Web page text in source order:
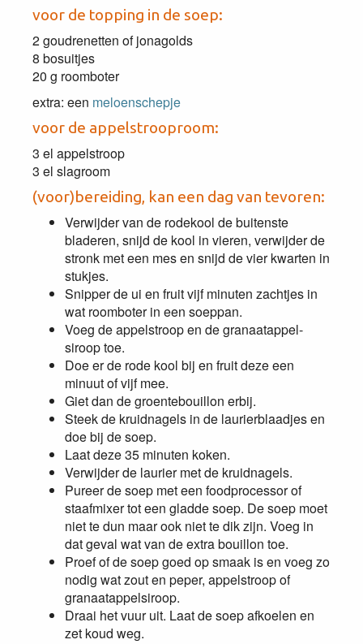
voor de topping in de soep:
2 goudrenetten of jonagolds
8 bosuitjes
20 g roomboter
extra: een meloenschepje
voor de appelstrooproom:
3 el appelstroop
3 el slagroom
(voor)bereiding, kan een dag van tevoren:
Verwijder van de rodekool de buitenste
bladeren, snijd de kool in vieren, verwijder de
stronk met een mes en snijd de vier kwarten in
stukjes.
Snipper de ui en fruit vijf minuten zachtjes in
wat roomboter in een soeppan.
Voeg de appelstroop en de granaatappel-
siroop toe.
Doe er de rode kool bij en fruit deze een
minuut of vijf mee.
Giet dan de groentebouillon erbij.
Steek de kruidnagels in de laurierblaadjes en
doe bij de soep.
Laat deze 35 minuten koken.
Verwijder de laurier met de kruidnagels.
Pureer de soep met een foodprocessor of
staafmixer tot een gladde soep. De soep moet
niet te dun maar ook niet te dik zijn. Voeg in
dat geval wat van de extra bouillon toe.
Proef of de soep goed op smaak is en voeg zo
nodig wat zout en peper, appelstroop of
granaatappelsiroop.
Draai het vuur uit. Laat de soep afkoelen en
zet koud weg.